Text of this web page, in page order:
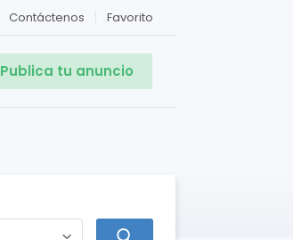
Favorito
Contáctenos
Publica tu anuncio